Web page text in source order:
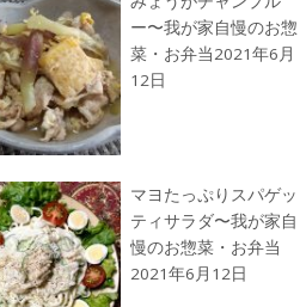
ー〜我が家自慢のお惣
菜・お弁当2021年6月
12日
マヨたっぷりスパゲッ
ティサラダ〜我が家自
慢のお惣菜・お弁当
2021年6月12日